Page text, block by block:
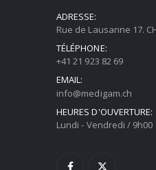
ADRESSE:
Rue de Lausanne 17.
TÉLÉPHONE:
+41 21 923 82 69
EMAIL:
info@medigam.ch
HEURES D'OUVERTURE:
Lundi - Vendredi / 9h00